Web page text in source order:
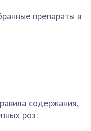
препараты в
содержания,
роз: